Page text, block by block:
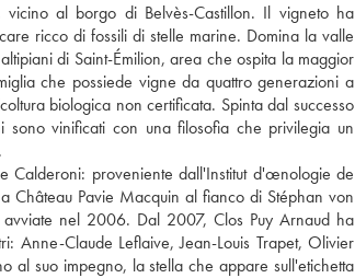
vicino al borgo di Belvès-Castillon. Il vigneto ha
ricco di fossili di stelle marine. Domina la valle
di Saint-Émilion, area che ospita la maggior
che possiede vigne da quattro generazioni a
biologica non certificata. Spinta dal successo
vinificati con una filosofia che privilegia un
proveniente dall'Institut d'œnologie de
Château Pavie Macquin al fianco di Stéphan von
nel 2006. Dal 2007, Clos Puy Arnaud ha
Anne-Claude Leflaive, Jean-Louis Trapet, Olivier
al suo impegno, la stella che appare sull'etichetta